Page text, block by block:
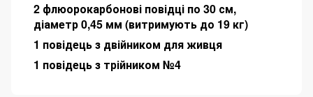
2 флюорокарбонові повідці по 30 см,
діаметр 0,45 мм (витримують до 19 кг)
1 повідець з двійником для живця
1 повідець з трійником №4